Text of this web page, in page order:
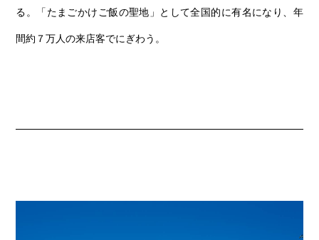
る。「たまごかけご飯の聖地」として全国的に有名になり、年
間約７万人の来店客でにぎわう。